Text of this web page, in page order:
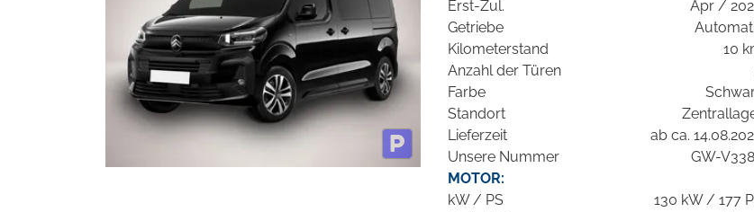
Erst-Zul.
Apr /
Getriebe
Kilometerstand
10
Anzahl der Türen
Farbe
Standort
Lieferzeit
ab ca.
Unsere Nummer
GW-
MOTOR:
kW / PS
130 kW / 177